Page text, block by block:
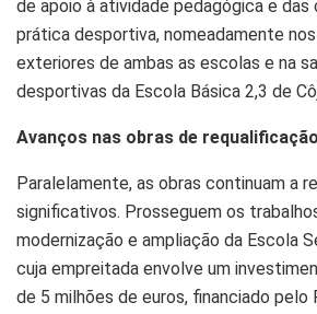
de apoio à atividade pedagógica e das
prática desportiva, nomeadamente
exteriores de ambas as escolas e na
desportivas da Escola Básica 2,3 de
Avanços nas obras de requalificação
Paralelamente, as obras continuam a
significativos. Prosseguem os
modernização e ampliação da Escola
cuja empreitada envolve um
de 5 milhões de euros, financiado pelo